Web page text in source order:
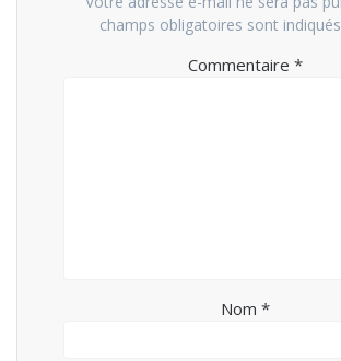
champs obligatoires sont
Commentaire *
Nom *